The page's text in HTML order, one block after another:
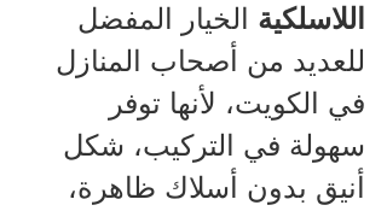
اللاسلكية الخيار المفضل
للعديد من أصحاب المنازل
في الكويت، لأنها توفر
سهولة في التركيب، شكل
أنيق بدون أسلاك ظاهرة،